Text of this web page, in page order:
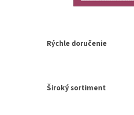
Rýchle doručenie
Široký sortiment